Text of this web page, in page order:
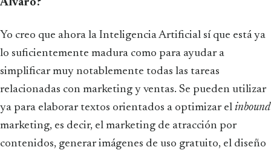
Álvaro?
Yo creo que ahora la Inteligencia Artificial sí que está ya
lo suficientemente madura como para ayudar a
simplificar muy notablemente todas las tareas
relacionadas con marketing y ventas. Se pueden utilizar
ya para elaborar textos orientados a optimizar el inbound
marketing, es decir, el marketing de atracción por
contenidos, generar imágenes de uso gratuito, el diseño